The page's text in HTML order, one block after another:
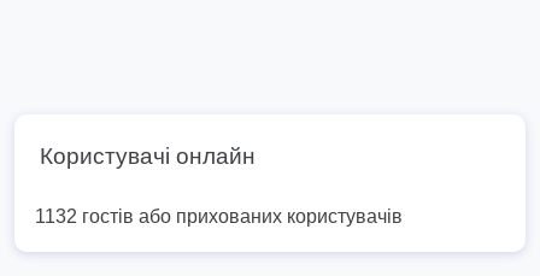
Користувачі онлайн
1132 гостів або прихованих користувачів